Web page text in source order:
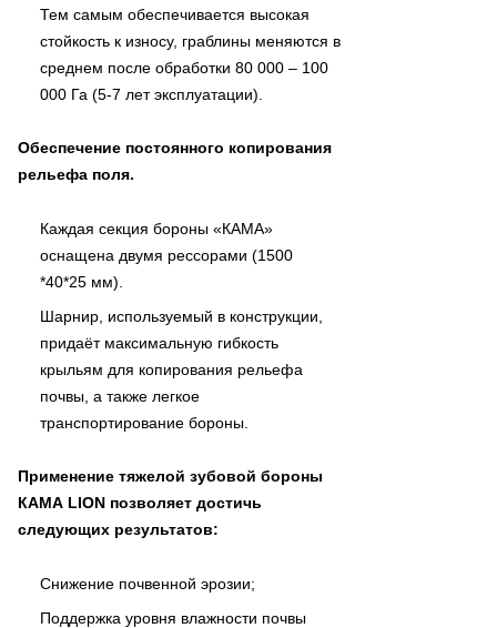
Тем самым обеспечивается высокая
стойкость к износу, граблины меняются в
среднем после обработки 80 000 – 100
000 Га (5-7 лет эксплуатации).
Обеспечение постоянного копирования
рельефа поля.
Каждая секция бороны «КАМА»
оснащена двумя рессорами (1500
*40*25 мм).
Шарнир, используемый в конструкции,
придаёт максимальную гибкость
крыльям для копирования рельефа
почвы, а также легкое
транспортирование бороны.
Применение тяжелой зубовой бороны
КАМА LION позволяет достичь
следующих результатов:
Снижение почвенной эрозии;
Поддержка уровня влажности почвы